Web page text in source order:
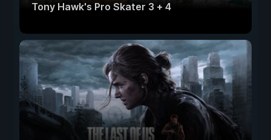
Tony Hawk's Pro Skater 3 + 4